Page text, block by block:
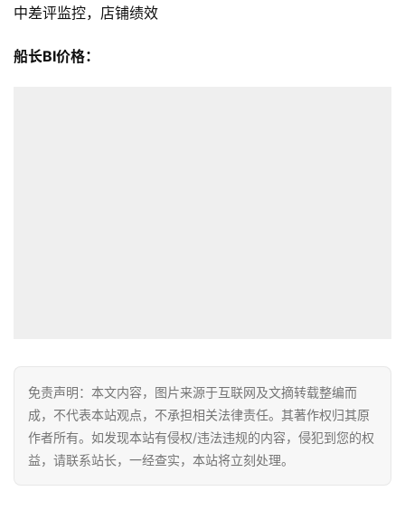
境
科
中差评监控，店铺绩效
船长BI价格：
免责声明：本文内容，图片来源于互联网及文摘转载整编而
成，不代表本站观点，不承担相关法律责任。其著作权归其原
作者所有。如发现本站有侵权/违法违规的内容，侵犯到您的权
益，请联系站长，一经查实，本站将立刻处理。